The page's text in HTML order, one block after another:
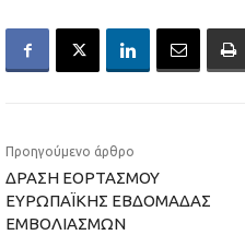
Προηγούμενο άρθρο
ΔΡΑΣΗ ΕΟΡΤΑΣΜΟΥ
ΕΥΡΩΠΑΪΚΗΣ ΕΒΔΟΜΑΔΑΣ
ΕΜΒΟΛΙΑΣΜΩΝ